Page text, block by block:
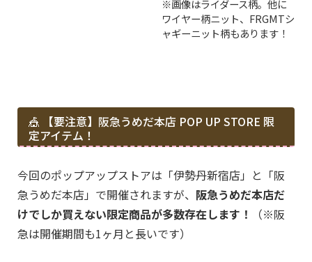
※画像はライダース柄。他に
ワイヤー柄ニット、FRGMTシ
ャギーニット柄もあります！
🎪 【要注意】阪急うめだ本店 POP UP STORE 限
定アイテム！
今回のポップアップストアは「伊勢丹新宿店」と「阪
急うめだ本店」で開催されますが、 阪急うめだ本店だ
けでしか買えない限定商品が多数存在します！
（※阪
急は開催期間も1ヶ月と長いです）